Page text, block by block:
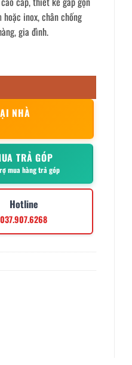
inox, chân chống
gia đình.
NHÀ
TRẢ GÓP
mua hàng trả góp
Hotline
037.907.6268